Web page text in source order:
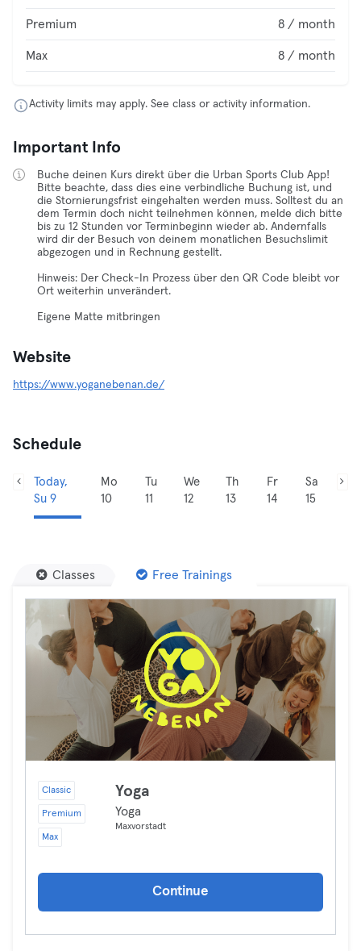
Premium 8 / month
Max 8 / month
Activity limits may apply. See class or activity information.
Important Info
Buche deinen Kurs direkt über die Urban Sports Club App!
Bitte beachte, dass dies eine verbindliche Buchung ist, und
die Stornierungsfrist eingehalten werden muss. Solltest du an
dem Termin doch nicht teilnehmen können, melde dich bitte
bis zu 12 Stunden vor Terminbeginn wieder ab. Andernfalls
wird dir der Besuch von deinem monatlichen Besuchslimit
abgezogen und in Rechnung gestellt.
Hinweis: Der Check-In Prozess über den QR Code bleibt vor
Ort weiterhin unverändert.
Eigene Matte mitbringen
Website
https://www.yoganebenan.de/
Schedule
Today,
Su 9
Mo
10
Tu
11
We
12
Th
13
Fr
14
Sa
15
Classes Free Trainings
Classic
Premium
Max
Yoga
Yoga
Maxvorstadt
Continue